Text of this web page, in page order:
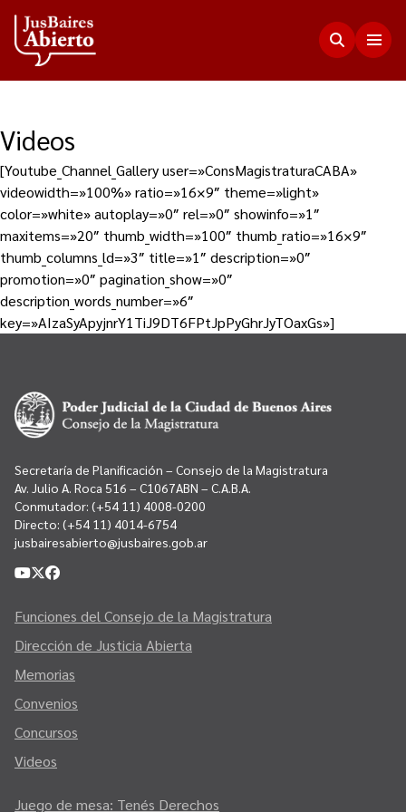
Justicia Abierta
Transparencia
Funciones del Consejo de la Magistratura
Plenario de Consejeros
Estadísticas
Memorias
Convenios
Concursos
Acceso a la información Pública
Pedido de Acceso a la Información online
Recursos y Acceso a la Justicia
Repositorio de Datos Abiertos
JusLab
Innovación en la Justicia
Visualización de Datos
Redes Internacionales
Nuestros Co-creadores
Participación Ciudadana
Programa Acceso Comunitario a Justicia
Programa Protagonistas de Justicia
Programa Educación en Derechos Humanos
Transparencia
Novedades
Contacto
Videos
[Youtube_Channel_Gallery user=»ConsMagistraturaCABA»
videowidth=»100%» ratio=»16×9″ theme=»light»
color=»white» autoplay=»0″ rel=»0″ showinfo=»1″
maxitems=»20″ thumb_width=»100″ thumb_ratio=»16×9″
thumb_columns_ld=»3″ title=»1″ description=»0″
promotion=»0″ pagination_show=»0″
description_words_number=»6″
key=»AIzaSyApyjnrY1TiJ9DT6FPtJpPyGhrJyTOaxGs»]
Secretaría de Planificación – Consejo de la Magistratura
Av. Julio A. Roca 516 – C1067ABN – C.A.B.A.
Conmutador: (+54 11) 4008-0200
Directo: (+54 11) 4014-6754
jusbairesabierto@jusbaires.gob.ar
Funciones del Consejo de la Magistratura
Dirección de Justicia Abierta
Memorias
Convenios
Concursos
Videos
Juego de mesa: Tenés Derechos